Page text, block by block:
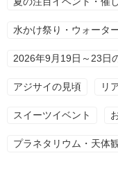
水かけ祭り・ウォータ
2026年9月19日～23日
アジサイの見頃 リ
スイーツイベント
プラネタリウム・天体